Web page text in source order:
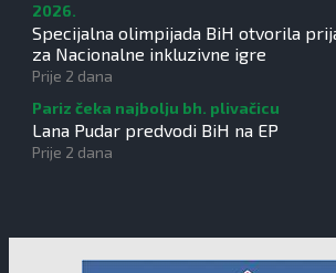
2026.
Specijalna olimpijada BiH otvorila
za Nacionalne inkluzivne igre
Prije 2 dana
Pariz čeka najbolju bh. plivačicu
Lana Pudar predvodi BiH na EP
Prije 2 dana